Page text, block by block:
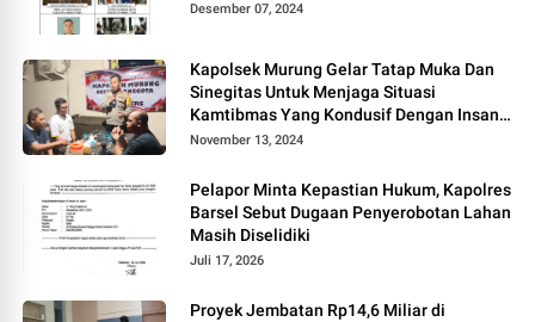
Desember 07, 2024
Kapolsek Murung Gelar Tatap Muka Dan
Sinegitas Untuk Menjaga Situasi
Kamtibmas Yang Kondusif Dengan Insan
Pers
November 13, 2024
Pelapor Minta Kepastian Hukum, Kapolres
Barsel Sebut Dugaan Penyerobotan Lahan
Masih Diselidiki
Juli 17, 2026
Proyek Jembatan Rp14,6 Miliar di